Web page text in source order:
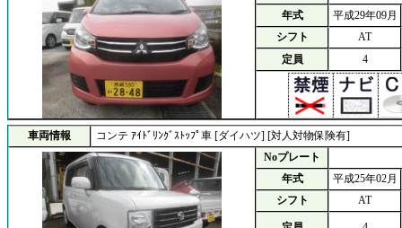
年式
平成29年09月
シフト
AT
定員
4
車両情報
コンテ ｱｲﾄﾞﾘﾝｸﾞｽﾄｯﾌﾟ車 [ダイハツ] [対人対物保険有]
Noプレート
年式
平成25年02月
シフト
AT